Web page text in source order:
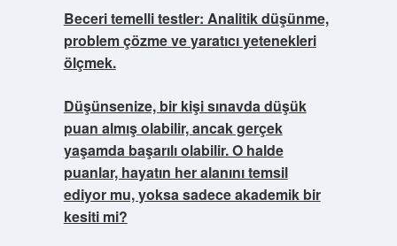
Beceri temelli testler: Analitik düşünme,
problem çözme ve yaratıcı yetenekleri
ölçmek.
Düşünsenize, bir kişi sınavda düşük
puan almış olabilir, ancak gerçek
yaşamda başarılı olabilir. O halde
puanlar, hayatın her alanını temsil
ediyor mu, yoksa sadece akademik bir
kesiti mi?